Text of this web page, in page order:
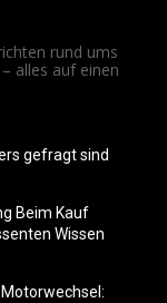
rund ums
alles auf einen
gefragt sind
Beim Kauf
Wissen